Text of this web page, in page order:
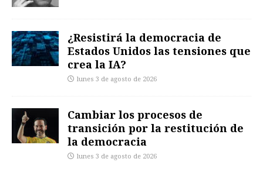
¿Resistirá la democracia de
Estados Unidos las tensiones que
crea la IA?
lunes 3 de agosto de 2026
Cambiar los procesos de
transición por la restitución de
la democracia
lunes 3 de agosto de 2026